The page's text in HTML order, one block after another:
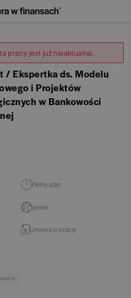
pracy jest już nieaktualna.
/ Ekspertka ds. Modelu
i Projektów
w Bankowości
Pełny etat
polski
Umowa o pracę